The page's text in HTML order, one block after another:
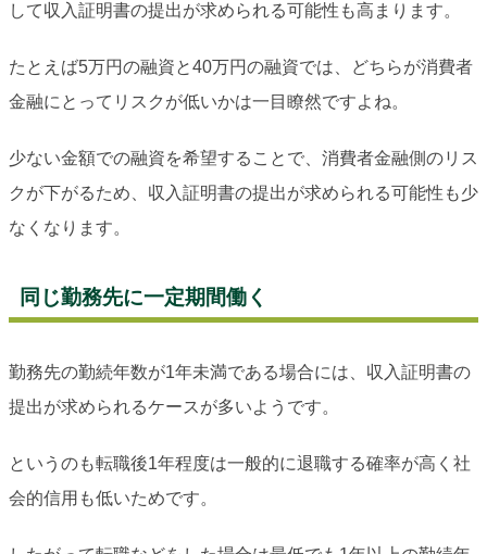
して収入証明書の提出が求められる可能性も高まります。
たとえば5万円の融資と40万円の融資では、どちらが消費者
金融にとってリスクが低いかは一目瞭然ですよね。
少ない金額での融資を希望することで、消費者金融側のリス
クが下がるため、収入証明書の提出が求められる可能性も少
なくなります。
同じ勤務先に一定期間働く
勤務先の勤続年数が1年未満である場合には、収入証明書の
提出が求められるケースが多いようです。
というのも転職後1年程度は一般的に退職する確率が高く社
会的信用も低いためです。